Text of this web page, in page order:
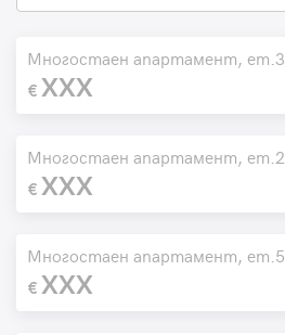
Многостаен апартамент, ет.3
XXX
Многостаен апартамент, ет.2
XXX
Многостаен апартамент, ет.5
XXX